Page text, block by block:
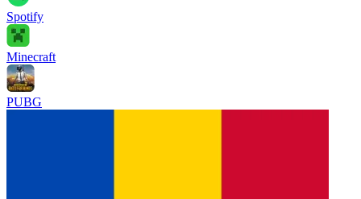
Spotify
Minecraft
PUBG